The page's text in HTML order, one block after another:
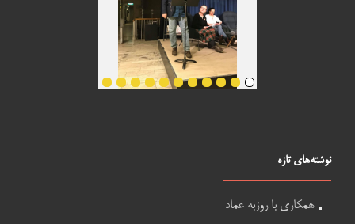
نوشته‌های تازه
همکاری با روزبه عماد